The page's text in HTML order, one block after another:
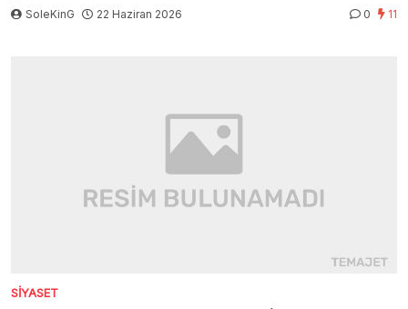
SoleKinG 22 Haziran 2026 0 11
SIYASET